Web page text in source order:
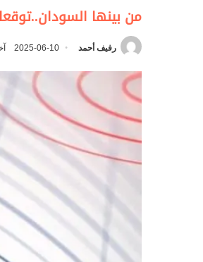
من بينها السودان..توقعات
رفيف أحمد 2025-06-10